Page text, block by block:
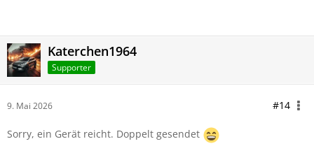
Katerchen1964
Supporter
9. Mai 2026 #14
Sorry, ein Gerät reicht. Doppelt gesendet